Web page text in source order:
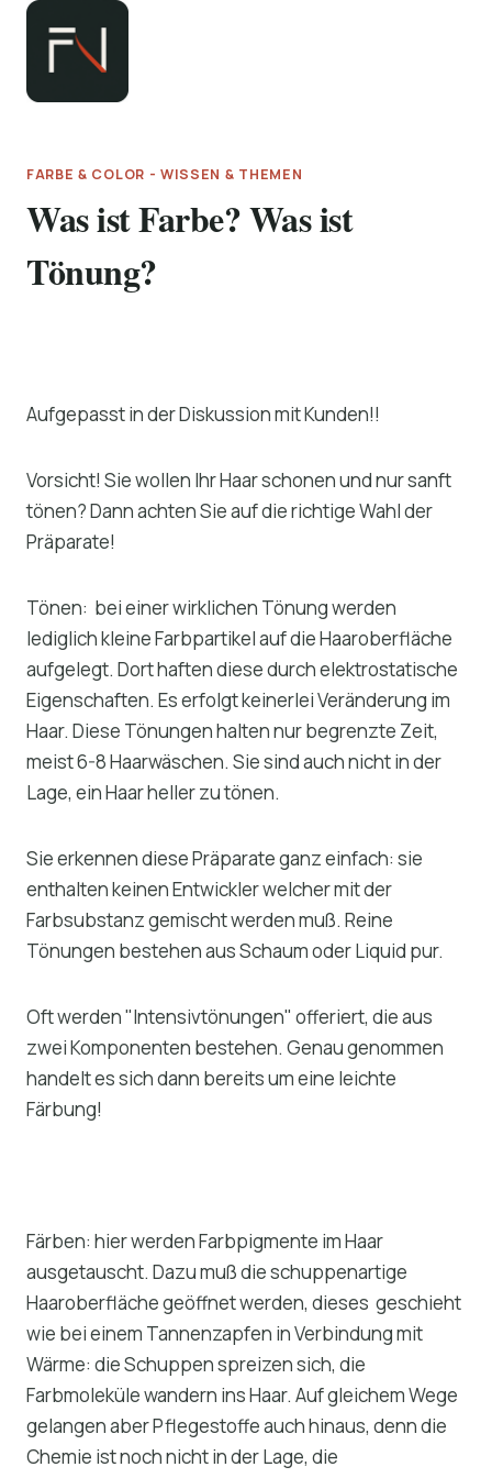
Zum
springen
FARBE & COLOR - WISSEN & THEMEN
Was ist Farbe? Was ist
Tönung?
Aufgepasst in der Diskussion mit Kunden!!
Vorsicht! Sie wollen Ihr Haar schonen und nur sanft
tönen? Dann achten Sie auf die richtige Wahl der
Präparate!
Tönen: bei einer wirklichen Tönung werden
lediglich kleine Farbpartikel auf die Haaroberfläche
aufgelegt. Dort haften diese durch elektrostatische
Eigenschaften. Es erfolgt keinerlei Veränderung im
Haar. Diese Tönungen halten nur begrenzte Zeit,
meist 6-8 Haarwäschen. Sie sind auch nicht in der
Lage, ein Haar heller zu tönen.
Sie erkennen diese Präparate ganz einfach: sie
enthalten keinen Entwickler welcher mit der
Farbsubstanz gemischt werden muß. Reine
Tönungen bestehen aus Schaum oder Liquid pur.
Oft werden "Intensivtönungen" offeriert, die aus
zwei Komponenten bestehen. Genau genommen
handelt es sich dann bereits um eine leichte
Färbung!
Färben: hier werden Farbpigmente im Haar
ausgetauscht. Dazu muß die schuppenartige
Haaroberfläche geöffnet werden, dieses geschieht
wie bei einem Tannenzapfen in Verbindung mit
Wärme: die Schuppen spreizen sich, die
Farbmoleküle wandern ins Haar. Auf gleichem Wege
gelangen aber Pflegestoffe auch hinaus, denn die
Chemie ist noch nicht in der Lage, die